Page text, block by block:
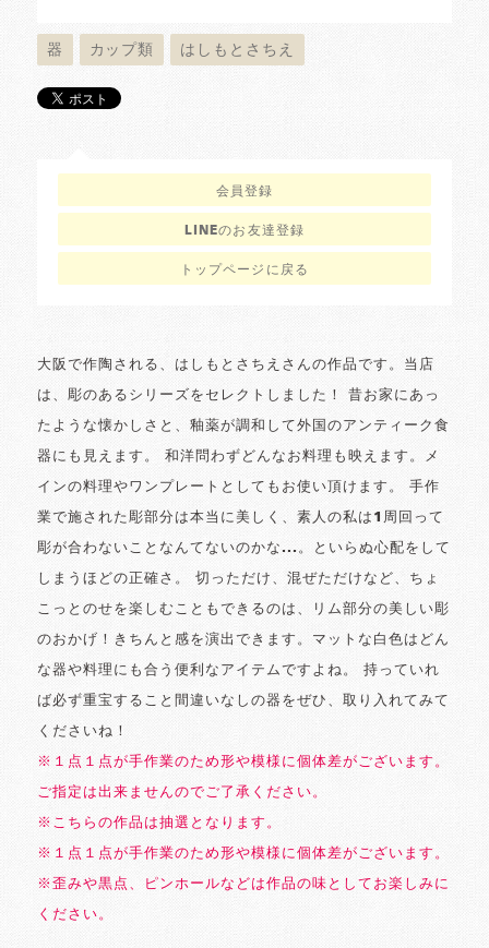
器 カップ類 はしもとさちえ
会員登録
LINEのお友達登録
トップページに戻る
大阪で作陶される、はしもとさちえさんの作品です。当店
は、彫のあるシリーズをセレクトしました！ 昔お家にあっ
たような懐かしさと、釉薬が調和して外国のアンティーク食
器にも見えます。 和洋問わずどんなお料理も映えます。メ
インの料理やワンプレートとしてもお使い頂けます。 手作
業で施された彫部分は本当に美しく、素人の私は1周回って
彫が合わないことなんてないのかな...。といらぬ心配をして
しまうほどの正確さ。 切っただけ、混ぜただけなど、ちょ
こっとのせを楽しむこともできるのは、リム部分の美しい彫
のおかげ！きちんと感を演出できます。マットな白色はどん
な器や料理にも合う便利なアイテムですよね。 持っていれ
ば必ず重宝すること間違いなしの器をぜひ、取り入れてみて
くださいね！
※１点１点が手作業のため形や模様に個体差がございます。
ご指定は出来ませんのでご了承ください。
※こちらの作品は抽選となります。
※１点１点が手作業のため形や模様に個体差がございます。
※歪みや黒点、ピンホールなどは作品の味としてお楽しみに
ください。